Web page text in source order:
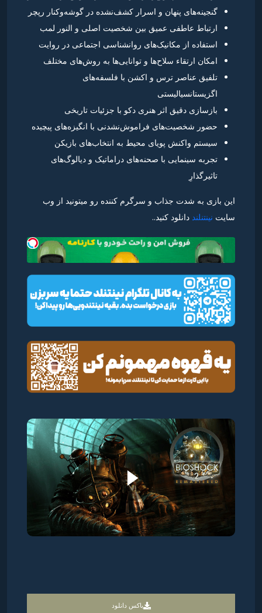
گنجینه‌های پنهان و اسرار کشف‌نشده در گوشه‌وکنار رپچر
ارتباط عاطفی عمیق بین شخصیت اصلی و النور لمب
استفاده از مکانیک‌های روانشناسی اجتماعی در روایت
امکان ارتقاء سلاح‌ها و توانایی‌ها به روش‌های مختلف
تلفیق عناصر ترس و اکشن با فلسفه‌های
اگزیستانسیالیستی
بازسازی دقیق اثر هنری دکو با جزئیات تاریخی
حضور شخصیت‌های فراموش‌نشدنی با انگیزه‌های پیچیده
سیستم واکنش پویای محیط به انتخاب‌های بازیکن
تجربه سینمایی با صحنه‌های دراماتیک و دیالوگ‌های
تاثیرگذارِ
این بازی به شدت جذاب و سرگرم کننده رو میتونید از وب
سایت نینتنلند دانلود کنید..
باکس دانلود